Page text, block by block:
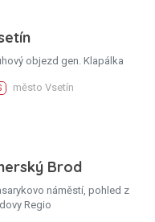
objezd gen. Klapálka
město Vsetín
Brod
náměstí, pohled z
Regio